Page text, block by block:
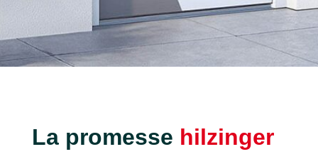
La promesse hilzinger